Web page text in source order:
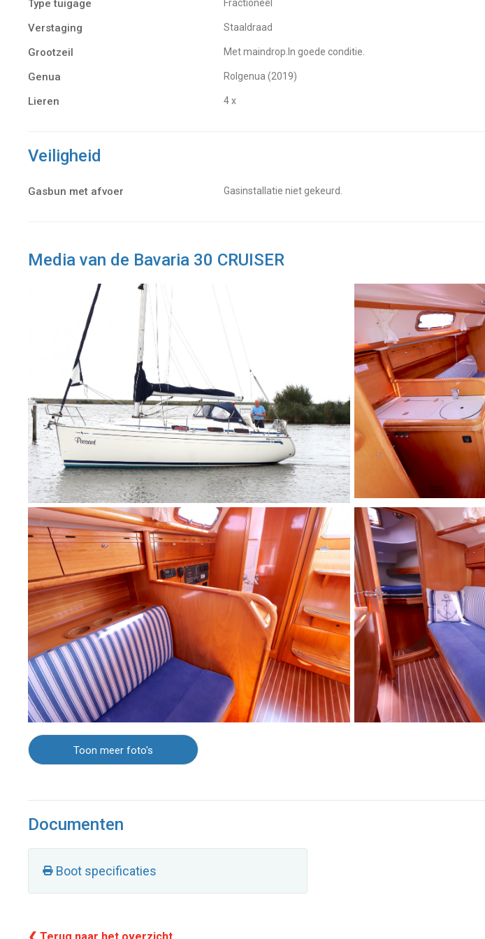
Type tuigage Fractioneel
Verstaging Staaldraad
Grootzeil Met maindrop.In goede conditie.
Genua Rolgenua (2019)
Lieren 4 x
Veiligheid
Gasbun met afvoer Gasinstallatie niet gekeurd.
Media van de Bavaria 30 CRUISER
Toon meer foto's
Documenten
Boot specificaties